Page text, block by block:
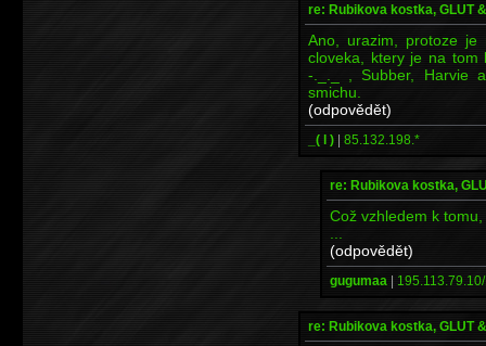
re: Rubikova kostka, GLUT
Ano, urazim, protoze
cloveka, ktery je na
-._._ , Subber, Harvie
smichu.
(odpovědět)
_( l ) | 85.132.198.*
re: Rubikova kostka,
Což vzhledem k
(odpovědět)
gugumaa |
re: Rubikova kostka, GLUT